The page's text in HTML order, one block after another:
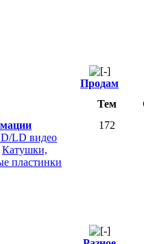
Продам
Тем
LD видео
Катушки,
пластинки
172